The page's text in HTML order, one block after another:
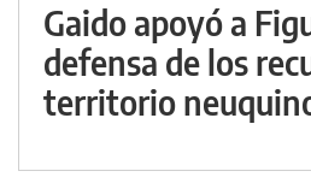
Gaido apoyó a
defensa de los
territorio